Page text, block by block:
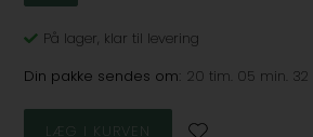
På lager, klar til levering
Din pakke sendes om: 20 tim. 05 min. 32